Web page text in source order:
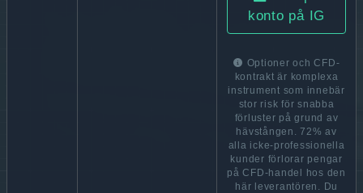
konto på IG
Optioner och CFD-
kontrakt är komplexa
instrument som innebär
stor risk för snabba
förluster på grund av
hävstången. 72% av
alla icke-professionella
kunder förlorar pengar
på CFD-handel hos den
här leverantören. Du